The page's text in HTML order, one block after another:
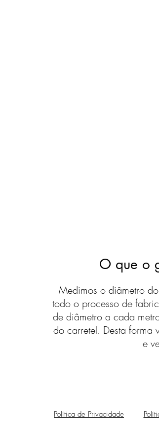
O que o
Medimos o diâmetro
todo o processo de
de diâmetro a cada
do carretel. Desta forma
e
Política de Privacidade